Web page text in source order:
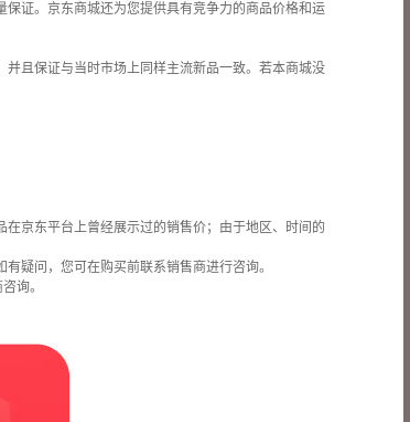
证。京东商城还为您提供具有竞争力的商品价格和运
且保证与当时市场上同样主流新品一致。若本商城没
京东平台上曾经展示过的销售价；由于地区、时间的
疑问，您可在购买前联系销售商进行咨询。
询。